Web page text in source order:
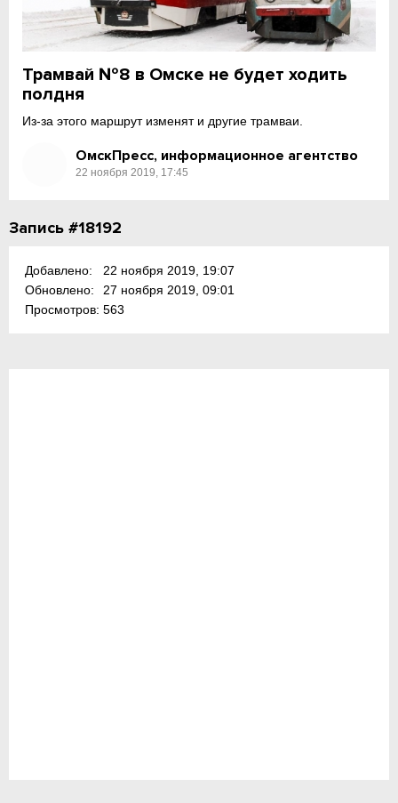
Трамвай №8 в Омске не будет ходить
полдня
Из-за этого маршрут изменят и другие трамваи.
ОмскПресс, информационное агентство
22 ноября 2019, 17:45
Запись #18192
Добавлено:
22 ноября 2019, 19:07
Обновлено:
27 ноября 2019, 09:01
Просмотров: 563